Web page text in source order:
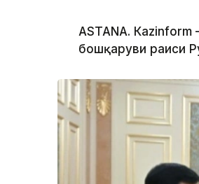
ASTANА.
бошқаруви раиси